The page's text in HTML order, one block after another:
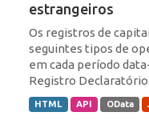
estrangeiros
Os registros de
seguintes tipos de
em cada período
Registro
HTML API OData